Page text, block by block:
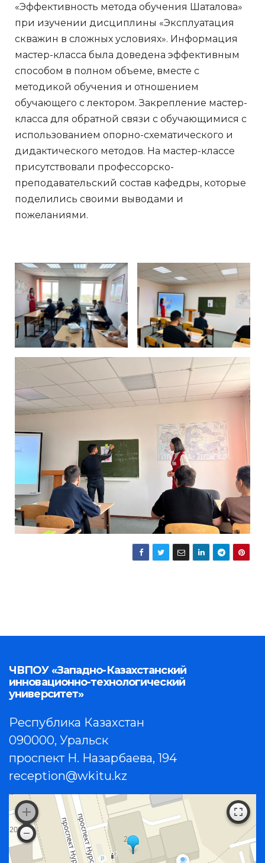
«Эффективность метода обучения Шаталова»
при изучении дисциплины «Эксплуатация
скважин в сложных условиях». Информация
мастер-класса была доведена эффективным
способом в полном объеме, вместе с
методикой обучения и отношением
обучающего с лектором. Закрепление мастер-
класса для обратной связи с обучающимися с
использованием опорно-схематического и
дидактического методов. На мастер-классе
присутствовали профессорско-
преподавательский состав кафедры, которые
поделились своими выводами и
пожеланиями.
ЧВПОУ «Западно-Казахстанский
инновационно-технологический
университет»
Республика Казахстан
090000, Уральск
проспект Н. Назарбаева, 194
reception@wkitu.kz